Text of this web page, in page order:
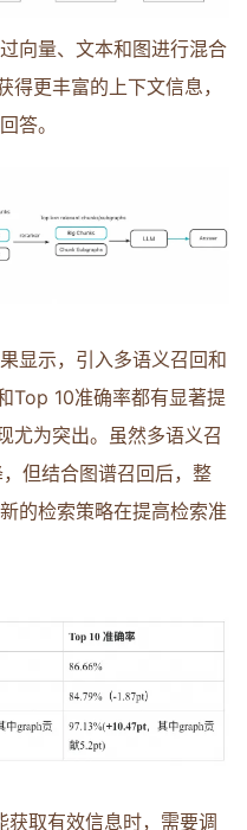
向量、文本和图进行混合
得更丰富的上下文信息，
答。
显示，引入多语义召回和
Top 10准确率都有显著提
尤为突出。虽然多语义召
但结合图谱召回后，整
的检索策略在提高检索准
取有效信息时，需要调